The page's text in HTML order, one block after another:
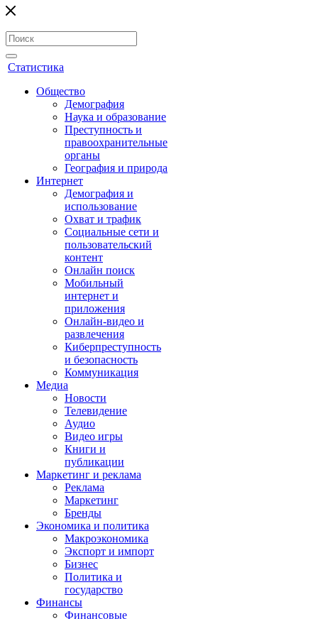
Статистика
Общество
Демография
Наука и образование
Преступность и
правоохранительные
органы
География и природа
Интернет
Демография и
использование
Охват и трафик
Социальные сети и
пользовательский
контент
Онлайн поиск
Мобильный
интернет и
приложения
Онлайн-видео и
развлечения
Киберпреступность
и безопасность
Коммуникация
Медиа
Новости
Телевидение
Аудио
Видео игры
Книги и
публикации
Маркетинг и реклама
Реклама
Маркетинг
Бренды
Экономика и политика
Макроэкономика
Экспорт и импорт
Бизнес
Политика и
государство
Финансы
Финансовые